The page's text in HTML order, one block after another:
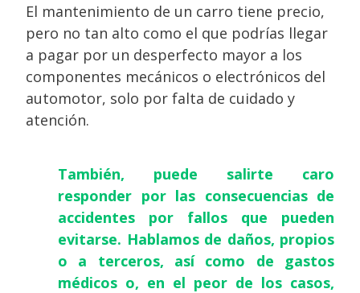
El mantenimiento de un carro tiene precio,
pero no tan alto como el que podrías llegar
a pagar por un desperfecto mayor a los
componentes mecánicos o electrónicos del
automotor, solo por falta de cuidado y
atención.
También, puede salirte caro
responder por las consecuencias de
accidentes por fallos que pueden
evitarse. Hablamos de daños, propios
o a terceros, así como de gastos
médicos o, en el peor de los casos,